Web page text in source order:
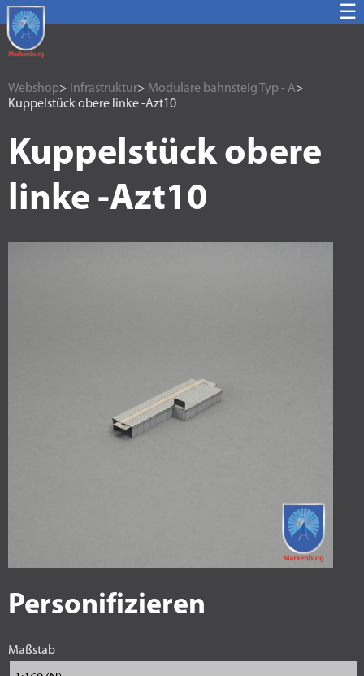
☰
Webshop> Infrastruktur> Modulare bahnsteig Typ - A>
Kuppelstück obere linke -Azt10
Kuppelstück obere
linke -Azt10
Personifizieren
Maßstab